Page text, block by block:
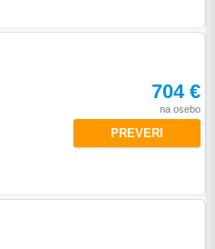
704 €
na osebo
PREVERI